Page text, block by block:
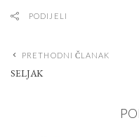
PODIJELI
PRETHODNI ČLANAK
SELJAK